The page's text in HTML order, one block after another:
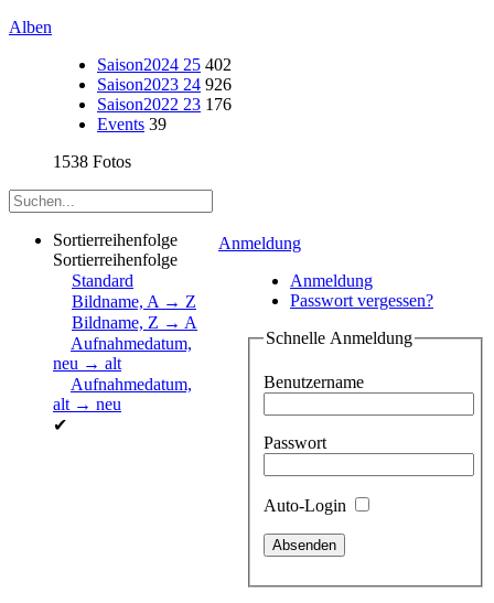
Alben
Saison2024 25 402
Saison2023 24 926
Saison2022 23 176
Events 39
1538 Fotos
Anmeldung
Anmeldung
Passwort vergessen?
Schnelle Anmeldung
Benutzername
Passwort
Auto-Login
Sortierreihenfolge
Sortierreihenfolge
Standard
Bildname, A → Z
Bildname, Z → A
Aufnahmedatum,
neu → alt
Aufnahmedatum,
alt → neu
✔